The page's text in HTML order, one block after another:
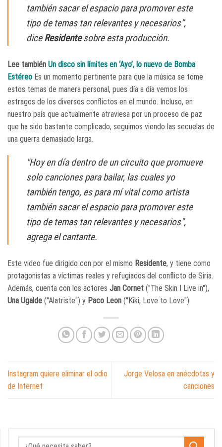
también sacar el espacio para promover este
tipo de temas tan relevantes y necesarios”,
diceResidentesobre esta producción.
Lee también Un disco sin límites en ‘Ayo’, lo nuevo de Bomba
Estéreo Es un momento pertinente para que la música se tome
estos temas de manera personal, pues día a día vemos los
estragos de los diversos conflictos en el mundo. Incluso, en
nuestro país que actualmente atraviesa por un proceso de paz
que ha sido bastante complicado, seguimos viendo las secuelas de
una guerra demasiado larga.
"Hoy en día dentro de un circuito que promueve
solo canciones para bailar, las cuales yo
también tengo, es para mí vital como artista
también sacar el espacio para promover este
tipo de temas tan relevantes y necesarios",
agrega el cantante.
Este video fue dirigido con por el mismo Residente, y tiene como
protagonistas a víctimas reales y refugiados del conflicto de Siria.
Además, cuenta con los actores Jan Cornet ("The Skin I Live in"),
Una Ugalde ("Alatriste") y Paco Leon ("Kiki, Love to Love").
Instagram quiere eliminar el odio
de Internet
Jorge Velosa en anécdotas y
canciones